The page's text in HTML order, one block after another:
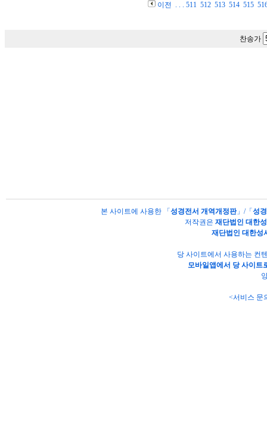
이전 . . . 511 512 513 514 515
찬송가
본 사이트에 사용한 「 성경전서 개역개정판」/「 성
저작권은 재단법인 대한
재단법인 대한성
당 사이트에서 사용하는 컨
모바일앱에서 당 사이트
<서비스 문